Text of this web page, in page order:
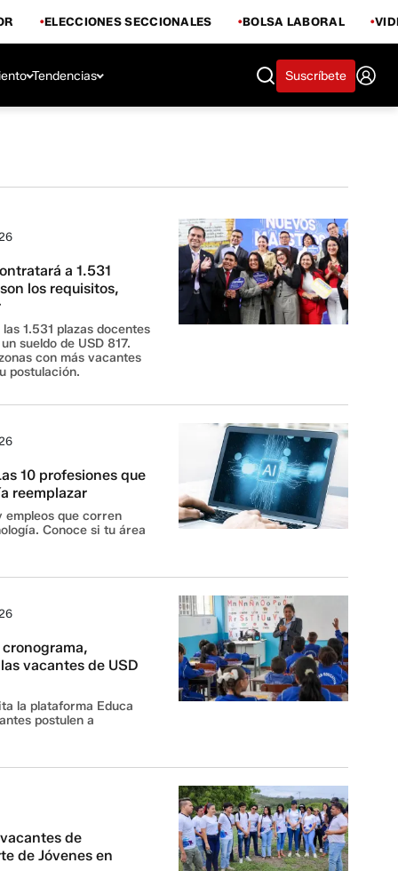
ELECCIONES SECCIONALES BOLSA LABORAL
Tendencias Suscríbete
a 1.531
los requisitos,
1.531 plazas docentes
sueldo de USD 817.
con más vacantes
postulación.
10 profesiones que
reemplazar
empleos que corren
Conoce si tu área
vacantes de USD
la plataforma Educa
postulen a
de
de Jóvenes en